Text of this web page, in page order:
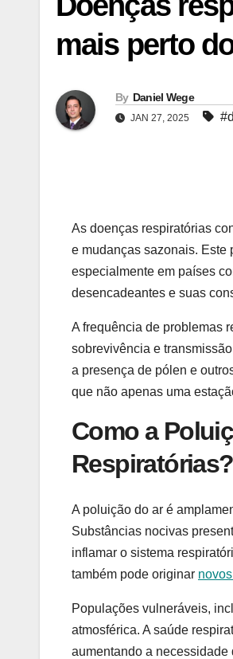
mais perto
By Daniel Wege
JAN 27, 2025
As doenças respiratórias
e mudanças sazonais. Este
especialmente em países
desencadeantes e suas
A frequência de problemas
sobrevivência e
a presença de pólen e
que não apenas uma
Como a
Respiratórias?
A poluição do ar é
Substâncias nocivas
inflamar o sistema
também pode originar
Populações vulneráveis,
atmosférica. A saúde
aumentando a